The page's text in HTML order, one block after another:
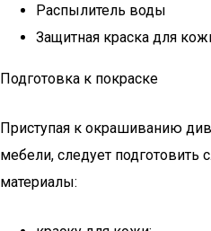
Распылитель воды
Защитная краска для
Подготовка к покраске
Приступая к окрашиванию
мебели, следует
материалы: